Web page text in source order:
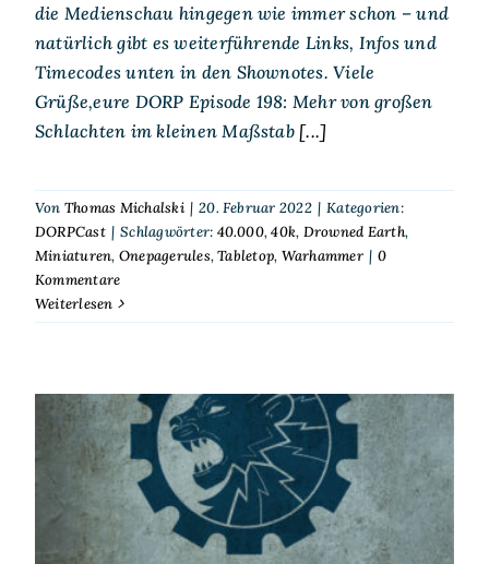
die Medienschau hingegen wie immer schon – und
natürlich gibt es weiterführende Links, Infos und
Timecodes unten in den Shownotes. Viele
Grüße,eure DORP Episode 198: Mehr von großen
Schlachten im kleinen Maßstab[...]
Von Thomas Michalski | 20. Februar 2022 | Kategorien:
DORPCast | Schlagwörter: 40.000,40k, Drowned Earth,
Miniaturen, Onepagerules,Tabletop, Warhammer | 0
Kommentare
Weiterlesen
IndexAstartes – Lions
Rampant